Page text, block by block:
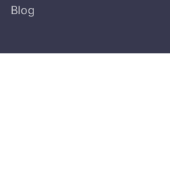
Blog